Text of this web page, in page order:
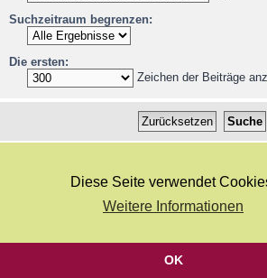
Diese Seite verwendet
Weitere Informationen
OK
Suchzeitraum begrenzen:
Die ersten:
Zeichen der Beiträge
Deutsche Übersetzung durch